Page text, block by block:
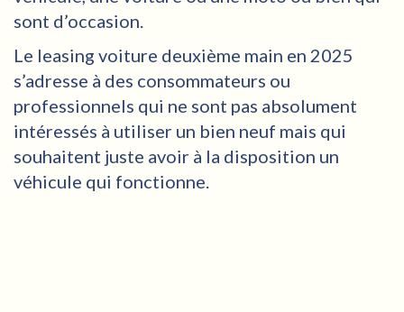
sont d’occasion.
Le leasing voiture deuxième main en 2025
s’adresse à des consommateurs ou
professionnels qui ne sont pas absolument
intéressés à utiliser un bien neuf mais qui
souhaitent juste avoir à la disposition un
véhicule qui fonctionne.